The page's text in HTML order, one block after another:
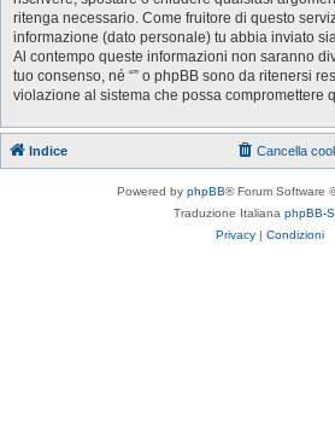
ritenga necessario. Come fruitore di questo
informazione (dato personale) tu abbia inviato
Al contempo queste informazioni non saranno
tuo consenso, né “” o phpBB sono da ritenersi
violazione al sistema che possa compromettere
Indice Cancella
Powered by phpBB® Forum Software
Traduzione Italiana phpBB-
Privacy | Condizioni